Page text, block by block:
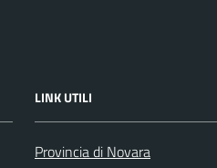
LINK UTILI
Provincia di Novara